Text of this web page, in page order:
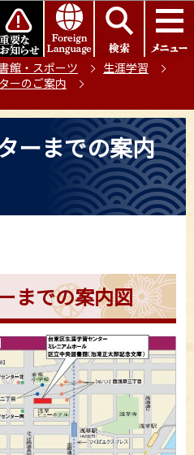
の本文へ移動
館・スポーツ
生涯学習
ーのご案内
ーまでの案内
までの案内図